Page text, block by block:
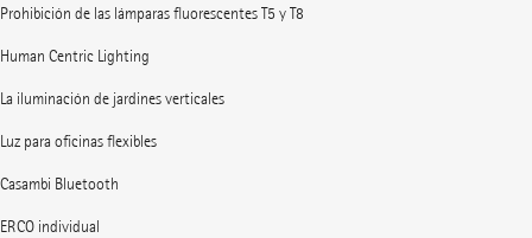
Prohibición de las lámparas fluorescentes T5 y T8
Human Centric Lighting
La iluminación de jardines verticales
Luz para oficinas flexibles
Casambi Bluetooth
ERCO individual